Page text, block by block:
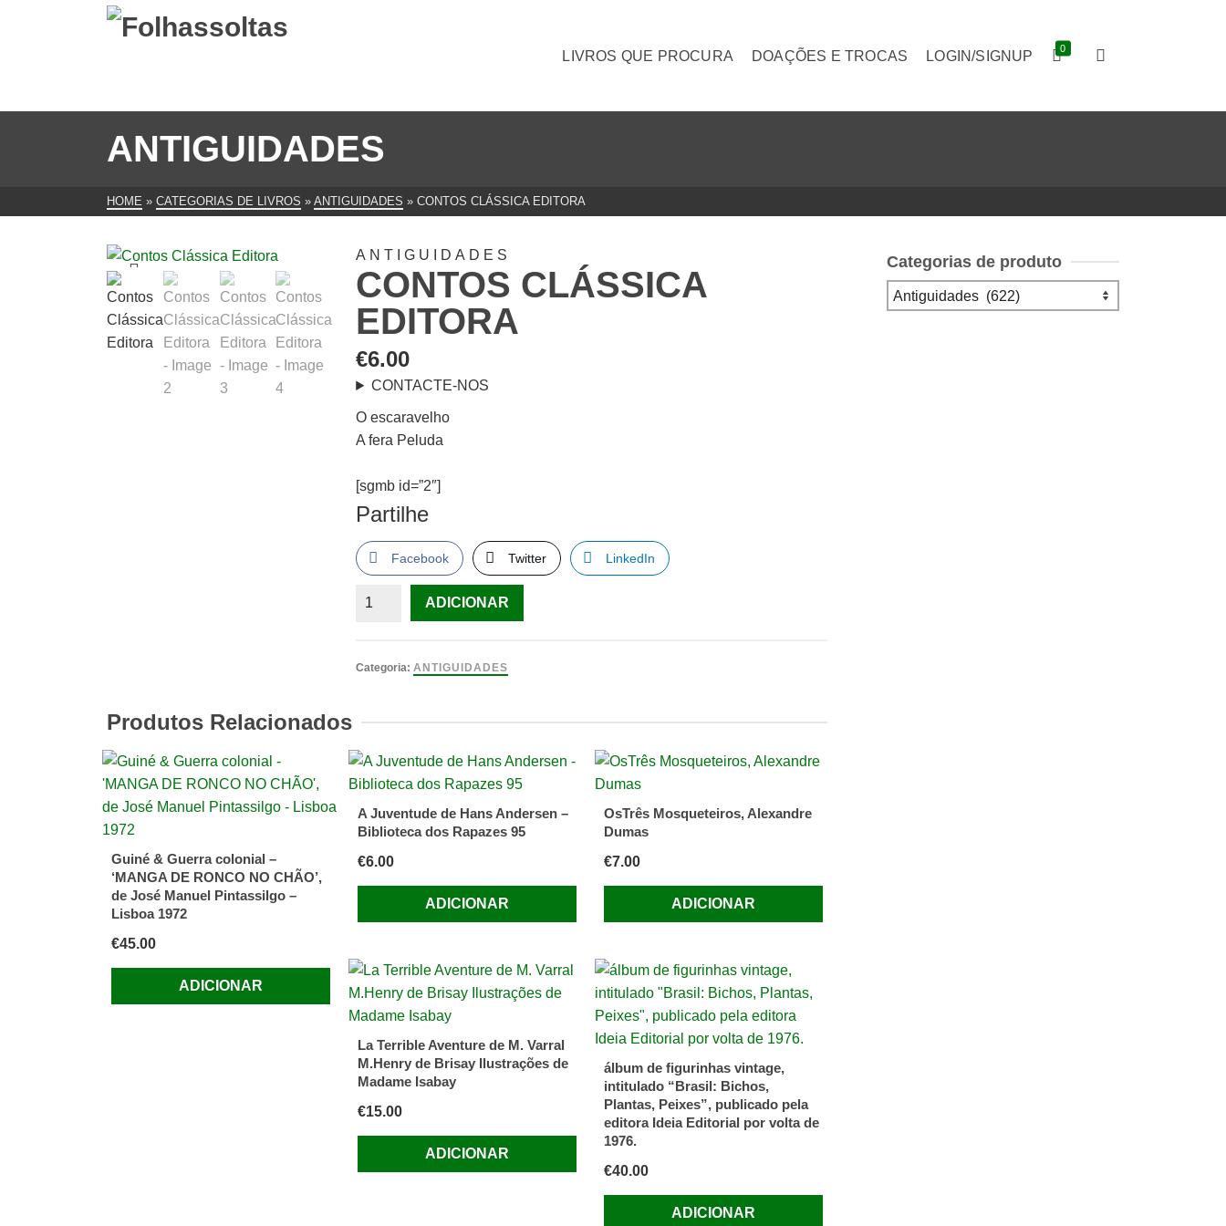
LIVROS QUE PROCURA DOAÇÕES E TROCAS LOGIN/SIGNUP 0
ANTIGUIDADES
HOME » CATEGORIAS DE LIVROS » ANTIGUIDADES » CONTOS CLÁSSICA EDITORA
ANTIGUIDADES
CONTOS CLÁSSICA
EDITORA
€6.00
CONTACTE-NOS
O escaravelho
A fera Peluda
[sgmb id=”2″]
Partilhe
Facebook Twitter LinkedIn
Quantidade
Clássica
ADICIONAR
Categoria:ANTIGUIDADES
Produtos Relacionados
Guiné & Guerra colonial –
‘MANGA DE RONCO NO CHÃO’,
de José Manuel Pintassilgo –
Lisboa 1972
€45.00
ADICIONAR
A Juventude de Hans Andersen –
Biblioteca dos Rapazes 95
€6.00
ADICIONAR
OsTrês Mosqueteiros, Alexandre
Dumas
€7.00
ADICIONAR
La Terrible Aventure de M. Varral
M.Henry de Brisay Ilustrações de
Madame Isabay
€15.00
ADICIONAR
álbum de figurinhas vintage,
intitulado “Brasil: Bichos,
Plantas, Peixes”, publicado pela
editora Ideia Editorial por volta de
1976.
€40.00
ADICIONAR
Categorias de produto